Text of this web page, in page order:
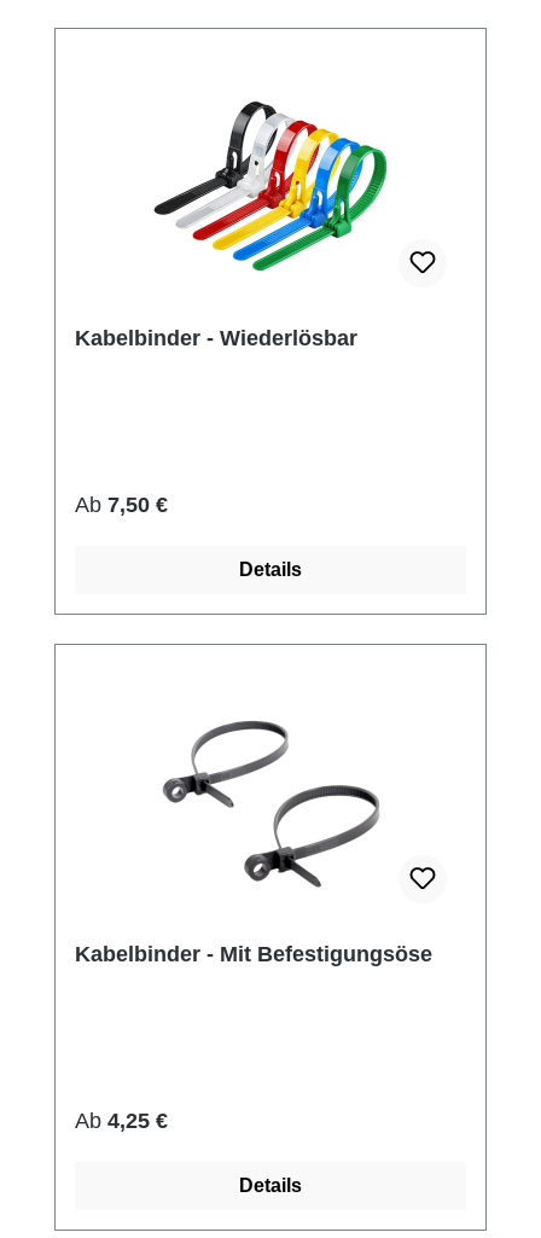
Kabelbinder - Wiederlösbar
Regulärer Preis:
Ab 7,50 €
Details
Kabelbinder - Mit Befestigungsöse
Regulärer Preis:
Ab 4,25 €
Details